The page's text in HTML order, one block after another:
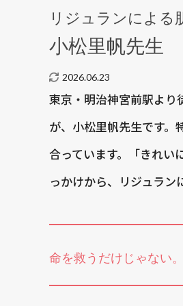
リジュランによる
小松里帆先生
2026.06.23
東京・明治神宮前駅より
が、小松里帆先生です。
合っています。「きれい
っかけから、リジュラン
命を救うだけじゃない